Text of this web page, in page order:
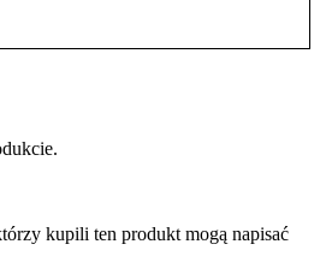
kupili ten produkt mogą napisać